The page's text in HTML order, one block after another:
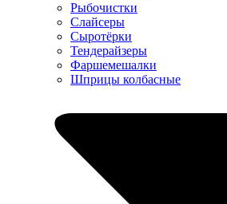
Рыбочистки
Слайсеры
Сыротёрки
Тендерайзеры
Фаршемешалки
Шприцы колбасные